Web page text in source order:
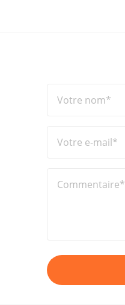
Votre nom*
Votre e-mail*
Commentaire*